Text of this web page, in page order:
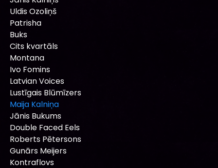
Uldis Ozoliņš
Patrisha
Buks
Cits kvartāls
Montana
Ivo Fomins
Latvian Voices
Lustīgais Blūmīzers
Maija Kalniņa
Jānis Bukums
Double Faced Eels
Roberts Pētersons
Gunārs Meijers
Kontraflovs